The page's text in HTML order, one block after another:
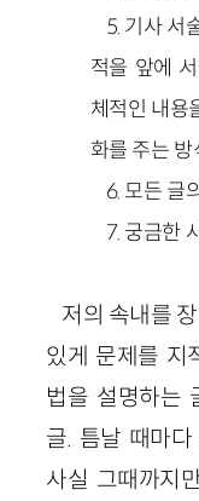
5. 기사 서
적을 앞에
체적인 내용
화를 주는 방
6. 모든 글
7. 궁금한
저의 속내를
있게 문제를 지
법을 설명하는
글. 틈날 때마
사실 그때까지